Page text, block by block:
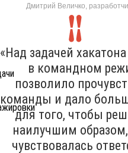
Дмитрий Величко,
«Над задачей
в командном
позволило
команды и дало
для того, чтобы
наилучшим
чувствовалась